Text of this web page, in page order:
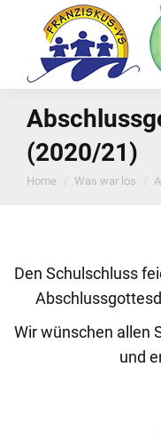
(2020/21)
You are here:
Home Was war los
Den Schulschluss
Wir wünschen allen
und